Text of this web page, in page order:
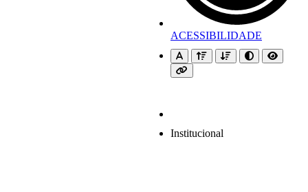
ACESSIBILIDADE
Institucional